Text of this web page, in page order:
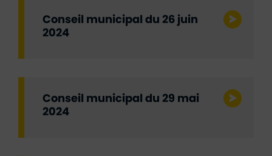
Conseil municipal du 26 juin
2024
Conseil municipal du 29 mai
2024